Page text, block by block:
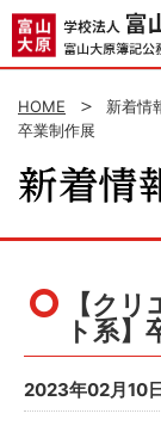
HOME 新着情
卒業制作展
【ク
ト系】
2023年02月10日